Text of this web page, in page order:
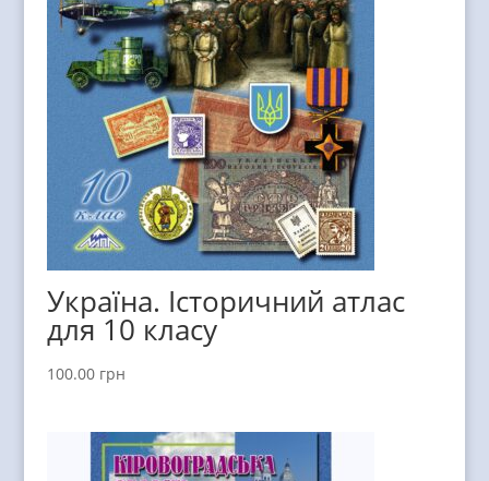
Україна. Історичний атлас
для 10 класу
100.00 грн